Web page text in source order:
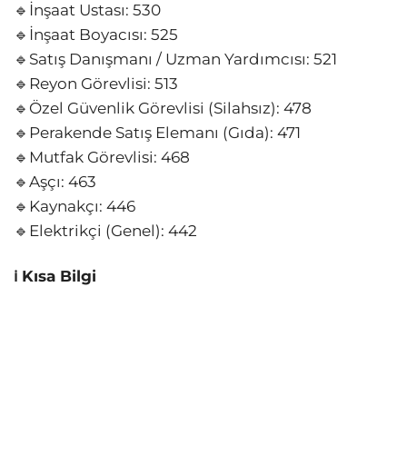
🔹İnşaat Ustası: 530
🔹İnşaat Boyacısı: 525
🔹Satış Danışmanı / Uzman Yardımcısı: 521
🔹Reyon Görevlisi: 513
🔹Özel Güvenlik Görevlisi (Silahsız): 478
🔹Perakende Satış Elemanı (Gıda): 471
🔹Mutfak Görevlisi: 468
🔹Aşçı: 463
🔹Kaynakçı: 446
🔹Elektrikçi (Genel): 442
ℹ️ Kısa Bilgi